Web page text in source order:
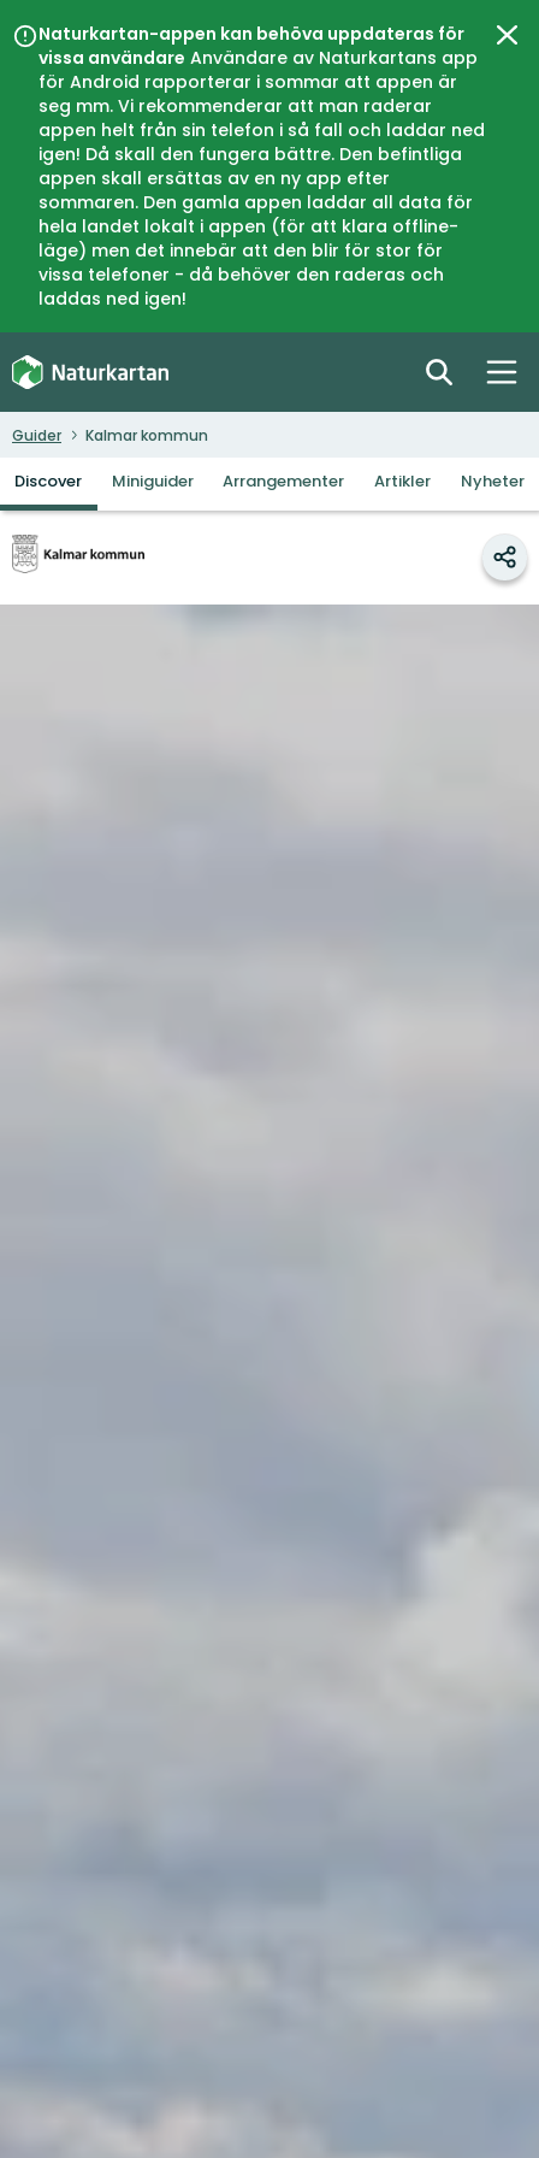
Naturkartan-appen kan behöva uppdateras för
vissa användare Användare av Naturkartans app
för Android rapporterar i sommar att appen är
seg mm. Vi rekommenderar att man raderar
appen helt från sin telefon i så fall och laddar ned
igen! Då skall den fungera bättre. Den befintliga
appen skall ersättas av en ny app efter
sommaren. Den gamla appen laddar all data för
hela landet lokalt i appen (för att klara offline-
läge) men det innebär att den blir för stor för
vissa telefoner - då behöver den raderas och
laddas ned igen!
Guider Kalmar kommun
Discover Miniguider Arrangementer Artikler Nyheter
Kalmar
Del